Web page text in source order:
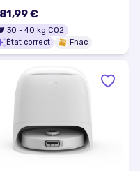
€
30 - 40 kg CO2
État correct
Fnac